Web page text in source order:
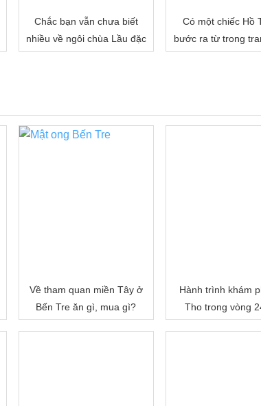
Chắc bạn vẫn chưa biết
nhiều về ngôi chùa Lầu đặc
Có một chiếc Hồ
bước ra từ trong
Về tham quan miền Tây ở
Bến Tre ăn gì, mua gì?
Hành trình khám
Tho trong vòng